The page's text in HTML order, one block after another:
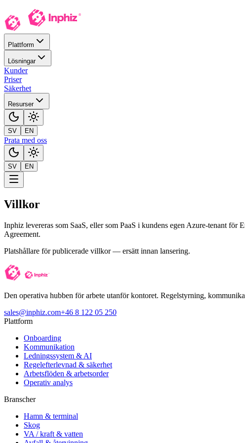
Plattform
Lösningar
Kunder
Priser
Säkerhet
Resurser
SV EN
Prata med oss
SV EN
Villkor
Inphiz levereras som SaaS, eller som PaaS i kundens egen Azure-tenant
Agreement.
Platshållare för publicerade villkor — ersätt innan lansering.
Den operativa hubben för arbete utanför kontoret. Regelstyrning,
sales@inphiz.com+46 8 122 05 250
Plattform
Onboarding
Kommunikation
Ledningssystem & AI
Regelefterlevnad & säkerhet
Arbetsflöden & arbetsorder
Operativ analys
Branscher
Hamn & terminal
Skog
VA / kraft & vatten